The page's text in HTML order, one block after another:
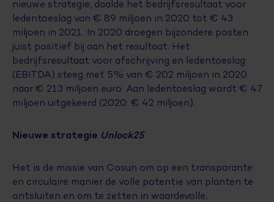
nieuwe strategie, daalde het bedrijfsresultaat voor
ledentoeslag van € 89 miljoen in 2020 tot € 43
miljoen in 2021. In 2020 droegen bijzondere posten
juist positief bij aan het resultaat. Het
bedrijfsresultaat voor afschrijving en ledentoeslag
(EBITDA) steeg met 5% van € 202 miljoen in 2020
naar € 213 miljoen euro. Aan ledentoeslag wordt € 47
miljoen uitgekeerd (2020: € 42 miljoen).
Nieuwe strategie Unlock25
Het is de missie van Cosun om op een transparante
en circulaire manier de volle potentie van planten te
ontsluiten en om te zetten in waardevolle,